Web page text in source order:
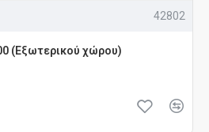
42802
(Εξωτερικού χώρου)